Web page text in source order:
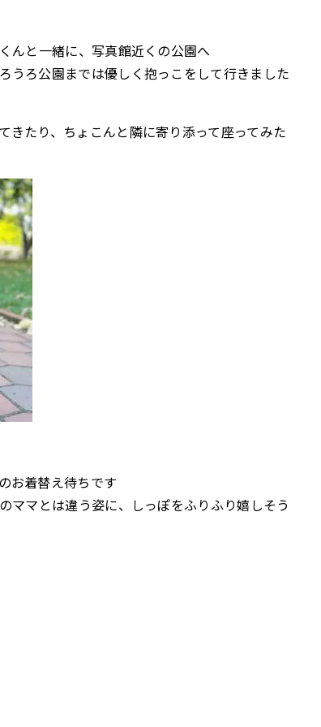
んと一緒に、写真館近くの公園へ
うろ公園までは優しく抱っこをして行きました
きたり、ちょこんと隣に寄り添って座ってみた
お着替え待ちです
ママとは違う姿に、しっぽをふりふり嬉しそう